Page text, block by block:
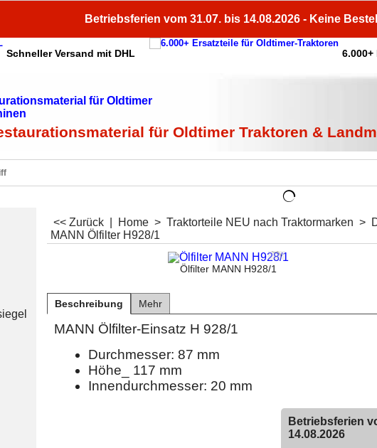
Betriebsferien vom 31.07. bis 14.08.2026 - Keine
Schneller Versand mit DHL
für Oldtimer Traktoren &
<< Zurück Home > Traktorteile NEU nach Traktormarken >
MANN Ölfilter H928/1
Ölfilter MANN H928/1
Beschreibung Mehr
MANN Ölfilter-Einsatz H 928/1
Durchmesser: 87 mm
Höhe_ 117 mm
Innendurchmesser: 20 mm
Betriebsferien
14.08.2026